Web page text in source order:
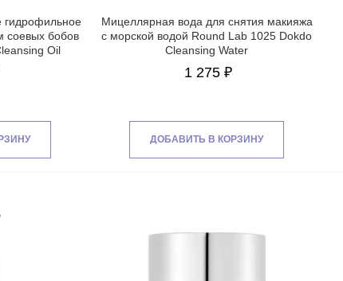
соевых бобов
Oil
Мицеллярная вода для снятия макияжа
с морской водой Round Lab 1025 Dokdo
Cleansing Water
1 275 ₽
ДОБАВИТЬ В КОРЗИНУ